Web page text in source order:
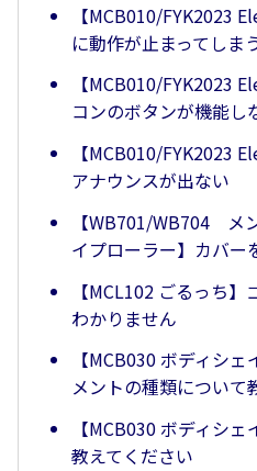
【MCB010/FYK2023
に動作が止まってしま
【MCB010/FYK2023
コンのボタンが機能し
【MCB010/FYK2023
アナウンスが出ない
【WB701/WB704 メ
イプローラー】カバー
【MCL102 ごるっち
わかりません
【MCB030 ボディシ
メントの種類について
【MCB030 ボディシ
教えてください